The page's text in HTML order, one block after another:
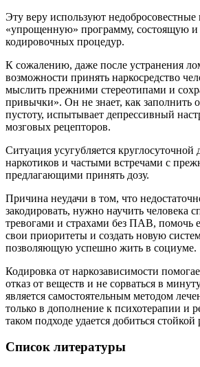
Эту веру используют недобросовестные
«упрощенную» программу, состоящую и
кодировочных процедур.
К сожалению, даже после устранения
возможности принять наркосредство
мыслить прежними стереотипами и
привычки». Он не знает, как заполнить
пустоту, испытывает депрессивный
мозговых рецепторов.
Ситуация усугубляется круглосуточной
наркотиков и частыми встречами с
предлагающими принять дозу.
Причина неудачи в том, что
закодировать, нужно научить человека
тревогами и страхами без ПАВ, помочь
свои приоритеты и создать новую
позволяющую успешно жить в социуме.
Кодировка от наркозависимости
отказ от веществ и не сорваться в
является самостоятельным методом
только в дополнение к психотерапии и
таком подходе удается добиться
Список литературы